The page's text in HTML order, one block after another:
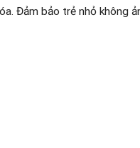
Đảm bảo trẻ nhỏ không